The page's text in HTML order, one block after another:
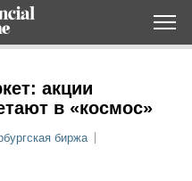
акции
в «космос»
биржа